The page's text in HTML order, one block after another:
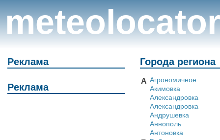
meteolocator
Реклама
Реклама
Города региона
А Агрономичное
Акимовка
Александровка
Александровка
Андрушевка
Аннополь
Антоновка